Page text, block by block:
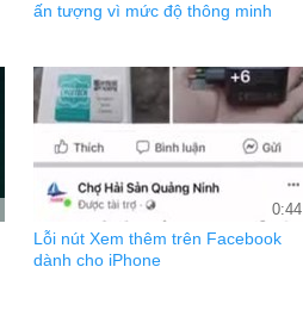
ấn tượng vì mức độ thông minh
0:44
Lỗi nút Xem thêm trên Facebook
dành cho iPhone